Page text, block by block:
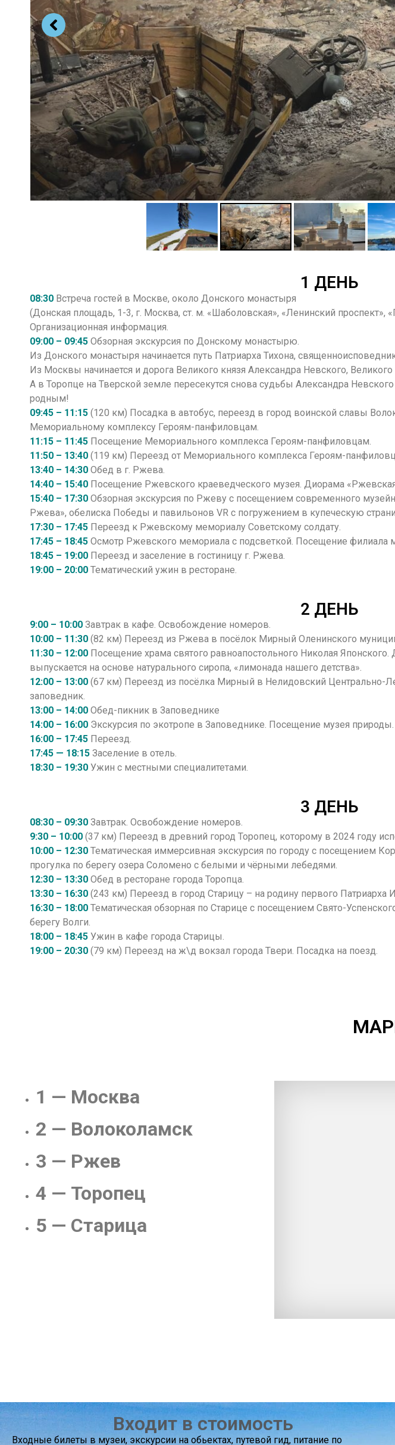
1 ДЕНЬ
08:30 Встреча гостей в Москве, около Донского монастыря
(Донская площадь, 1-3, г. Москва, ст. м. «Шаболовская», «Ленинский проспект»,
Организационная информация.
09:00 – 09:45 Обзорная экскурсия по Донскому монастырю.
Из Донского монастыря начинается путь Патриарха Тихона,
Из Москвы начинается и дорога Великого князя Александра Невского,
А в Торопце на Тверской земле пересекутся снова судьбы Александра Невского
родным!
09:45 – 11:15 (120 км) Посадка в автобус, переезд в город воинской славы
Мемориальному комплексу Героям-панфиловцам.
11:15 – 11:45 Посещение Мемориального комплекса Героям-панфиловцам.
11:50 – 13:40 (119 км) Переезд от Мемориального комплекса Героям-
13:40 – 14:30 Обед в г. Ржева.
14:40 – 15:40 Посещение Ржевского краеведческого музея. Диорама
15:40 – 17:30 Обзорная экскурсия по Ржеву с посещением современного
Ржева», обелиска Победы и павильонов VR с погружением в купеческую
17:30 – 17:45 Переезд к Ржевскому мемориалу Советскому солдату.
17:45 – 18:45 Осмотр Ржевского мемориала с подсветкой. Посещение филиала
18:45 – 19:00 Переезд и заселение в гостиницу г. Ржева.
19:00 – 20:00 Тематический ужин в ресторане.
2 ДЕНЬ
9:00 – 10:00 Завтрак в кафе. Освобождение номеров.
10:00 – 11:30 (82 км) Переезд из Ржева в посёлок Мирный Оленинского
11:30 – 12:00 Посещение храма святого равноапостольного Николая
выпускается на основе натурального сиропа, «лимонада нашего детства».
12:00 – 13:00 (67 км) Переезд из посёлка Мирный в Нелидовский Центрально-
заповедник.
13:00 – 14:00 Обед-пикник в Заповеднике
14:00 – 16:00 Экскурсия по экотропе в Заповеднике. Посещение музея природы.
16:00 – 17:45 Переезд.
17:45 — 18:15 Заселение в отель.
18:30 – 19:30 Ужин с местными специалитетами.
3 ДЕНЬ
08:30 – 09:30 Завтрак. Освобождение номеров.
9:30 – 10:00 (37 км) Переезд в древний город Торопец, которому в 2024 году
10:00 – 12:30 Тематическая иммерсивная экскурсия по городу с посещением
прогулка по берегу озера Соломено с белыми и чёрными лебедями.
12:30 – 13:30 Обед в ресторане города Торопца.
13:30 – 16:30 (243 км) Переезд в город Старицу – на родину первого Патриарха
16:30 – 18:00 Тематическая обзорная по Старице с посещением Свято-
берегу Волги.
18:00 – 18:45 Ужин в кафе города Старицы.
19:00 – 20:30 (79 км) Переезд на ж\д вокзал города Твери. Посадка на поезд.
1 — Москва
2 — Волоколамск
3 — Ржев
4 — Торопец
5 — Старица
Входит в стоимость
Входные билеты в музеи, экскурсии на обьектах, путевой гид, питание по